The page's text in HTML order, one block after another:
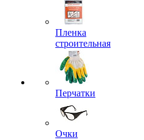
Пленка
строительная
Перчатки
Очки